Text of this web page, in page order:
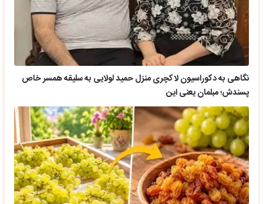
نگاهی به دکوراسیون لاکچری منزل حمید لولایی به سلیقه همسر خاص
پسندش؛ مبلمان یعنی این